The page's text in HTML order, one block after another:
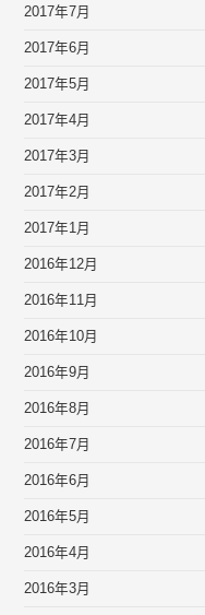
2017年7月
2017年6月
2017年5月
2017年4月
2017年3月
2017年2月
2017年1月
2016年12月
2016年11月
2016年10月
2016年9月
2016年8月
2016年7月
2016年6月
2016年5月
2016年4月
2016年3月